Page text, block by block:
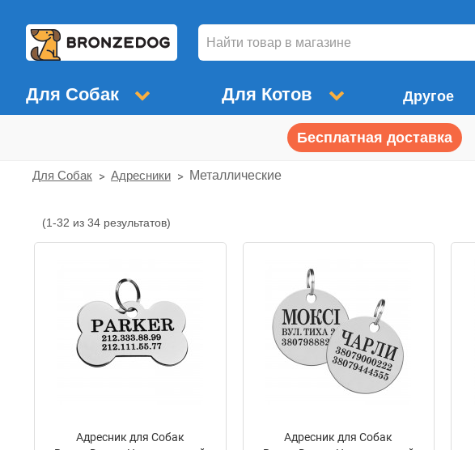
Для Собак Для Котов Другое
Бесплатная доставка
Для Собак Адресники Металлические
Металлические
(1-32 из 34 результатов)
Адресник для Собак
Адресник для Собак